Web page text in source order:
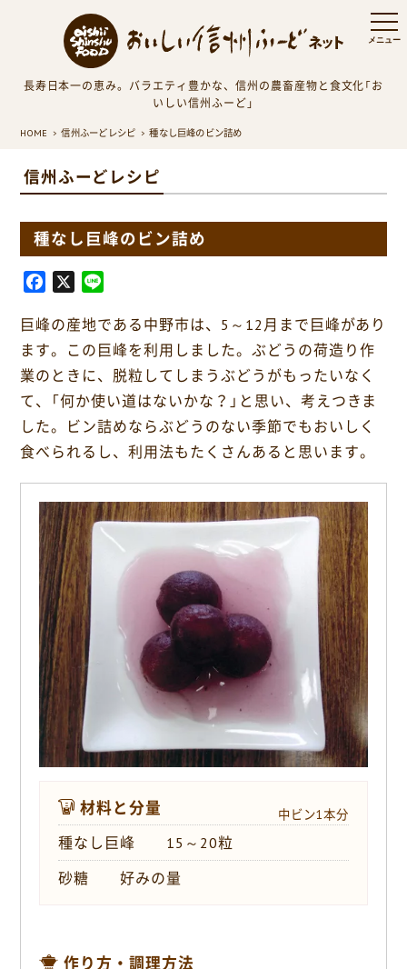
長寿日本一の恵み。バラエティ豊かな、信州の農畜産物と食文化「お
いしい信州ふーど」
HOME 信州ふーどレシピ 種なし巨峰のビン詰め
信州ふーどレシピ
種なし巨峰のビン詰め
c
e
b
o
k
X
n
e
巨峰の産地である中野市は、5～12月まで巨峰があり
ます。この巨峰を利用しました。ぶどうの荷造り作
業のときに、脱粒してしまうぶどうがもったいなく
て、「何か使い道はないかな？」と思い、考えつきま
した。ビン詰めならぶどうのない季節でもおいしく
食べられるし、利用法もたくさんあると思います。
材料と分量 中ビン1本分
種なし巨峰 15～20粒
砂糖 好みの量
作り方・調理方法